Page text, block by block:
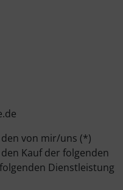
von mir/uns (*)
Kauf der folgenden
Dienstleistung